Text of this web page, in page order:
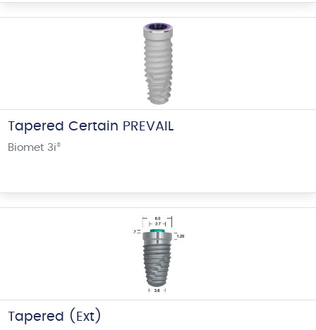
Tapered Certain PREVAIL
Biomet 3i®
Tapered (Ext)